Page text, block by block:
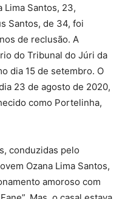
Lima Santos, 23,
Santos, de 34, foi
de reclusão. A
do Tribunal do Júri da
dia 15 de setembro. O
23 de agosto de 2020,
como Portelinha,
conduzidas pelo
Ozana Lima Santos,
amoroso com